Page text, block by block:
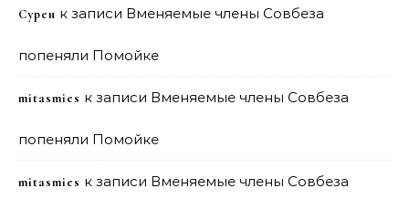
Сурен к записи Вменяемые члены Совбеза
попеняли Помойке
mitasmies к записи Вменяемые члены Совбеза
попеняли Помойке
mitasmies к записи Вменяемые члены Совбеза